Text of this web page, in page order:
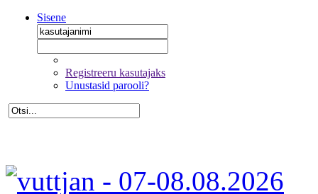
Sisene
Registreeru kasutajaks
Unustasid parooli?